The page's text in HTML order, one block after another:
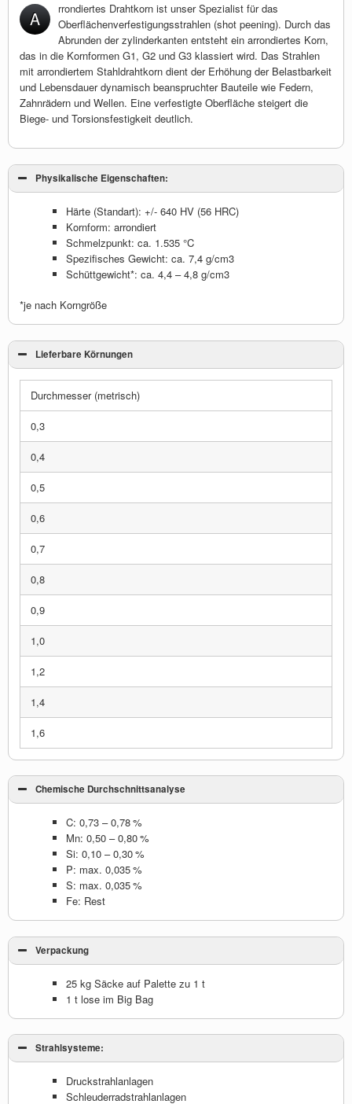
A
rrondiertes Drahtkorn ist unser Spezialist für das
Oberflächenverfestigungsstrahlen (shot peening). Durch das
Abrunden der zylinderkanten entsteht ein arrondiertes Korn,
das in die Kornformen G1, G2 und G3 klassiert wird. Das Strahlen
mit arrondiertem Stahldrahtkorn dient der Erhöhung der Belastbarkeit
und Lebensdauer dynamisch beanspruchter Bauteile wie Federn,
Zahnrädern und Wellen. Eine verfestigte Oberfläche steigert die
Biege- und Torsionsfestigkeit deutlich.
Physikalische Eigenschaften:
Härte (Standart): +/- 640 HV (56 HRC)
Kornform: arrondiert
Schmelzpunkt: ca. 1.535 °C
Spezifisches Gewicht: ca. 7,4 g/cm3
Schüttgewicht*: ca. 4,4 – 4,8 g/cm3
*je nach Korngröße
Lieferbare Körnungen
Durchmesser (metrisch)
0,3
0,4
0,5
0,6
0,7
0,8
0,9
1,0
1,2
1,4
1,6
Chemische Durchschnittsanalyse
C: 0,73 – 0,78 %
Mn: 0,50 – 0,80 %
Si: 0,10 – 0,30 %
P: max. 0,035 %
S: max. 0,035 %
Fe: Rest
Verpackung
25 kg Säcke auf Palette zu 1 t
1 t lose im Big Bag
Strahlsysteme:
Druckstrahlanlagen
Schleuderradstrahlanlagen